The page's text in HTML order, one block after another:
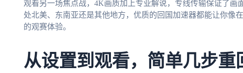
观看另一场焦点战，4K画质加上专业解说，专线传输保证了画
处北美、东南亚还是其他地方，优质的回国加速器都能让你像
的观赛体验。
从设置到观看，简单几步重